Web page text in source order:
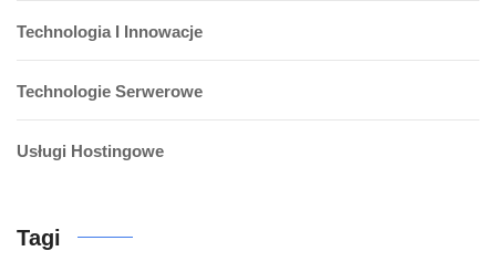
Technologia I Innowacje
Technologie Serwerowe
Usługi Hostingowe
Tagi